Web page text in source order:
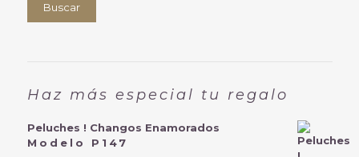
Buscar
Haz más especial tu regalo
Peluches ! Changos Enamorados
Modelo P147